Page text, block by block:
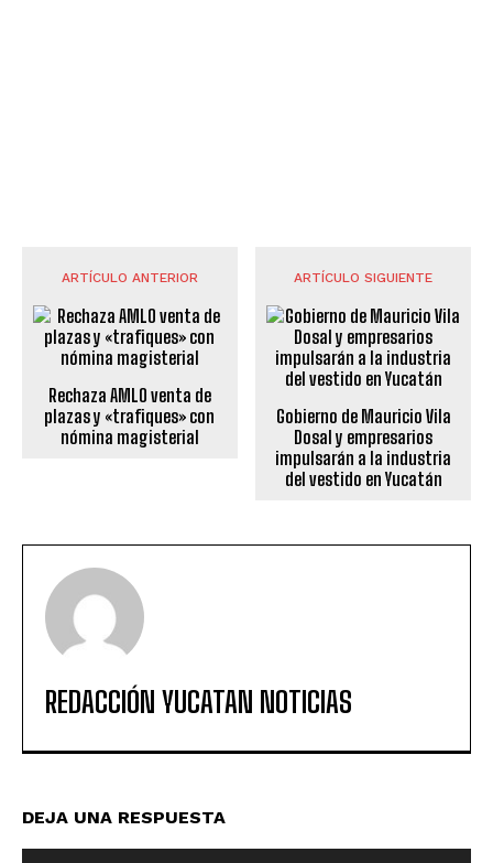
ARTÍCULO ANTERIOR
Rechaza AMLO venta de
plazas y «trafiques» con
nómina magisterial
ARTÍCULO SIGUIENTE
Gobierno de Mauricio Vila
Dosal y empresarios
impulsarán a la industria
del vestido en Yucatán
REDACCIÓN YUCATAN NOTICIAS
DEJA UNA RESPUESTA